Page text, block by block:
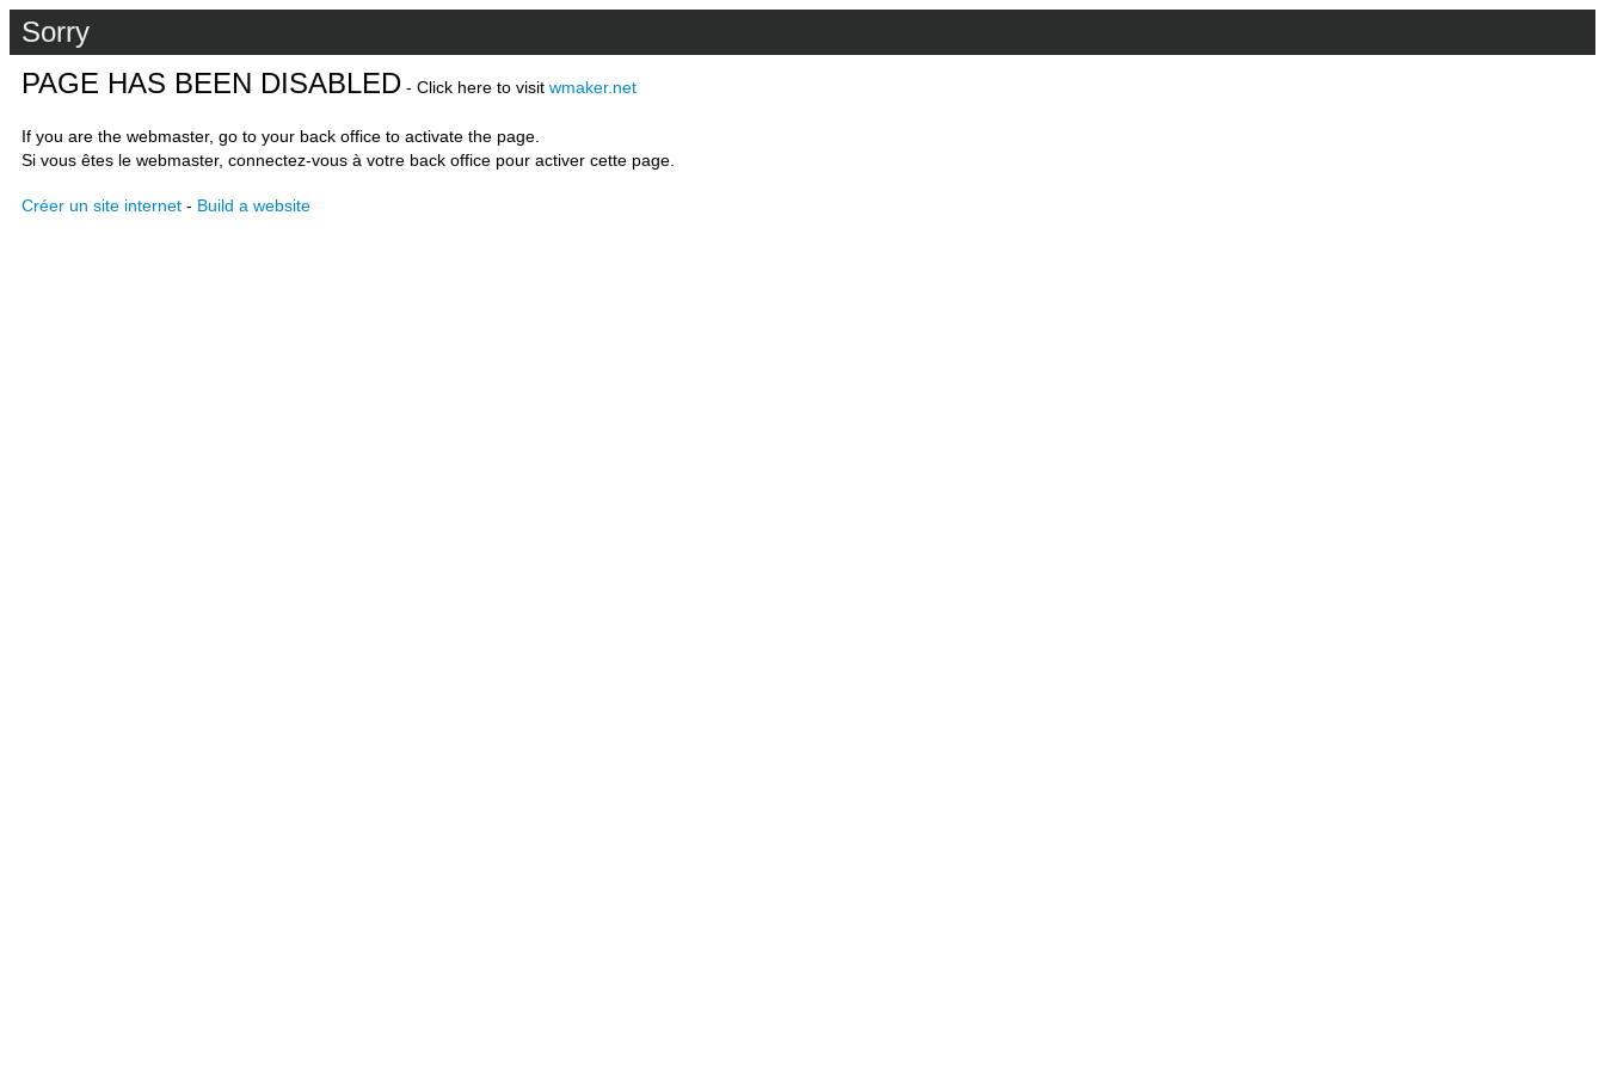
Sorry
PAGE HAS BEEN DISABLED - Click here to visit wmaker.net
If you are the webmaster, go to your back office to activate the page.
Si vous êtes le webmaster, connectez-vous à votre back office pour activer cette page.
Créer un site internet - Build a website